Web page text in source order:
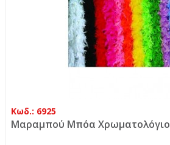
Κωδ.: 6925
Μαραμπού Μπόα Χρωματολόγιο